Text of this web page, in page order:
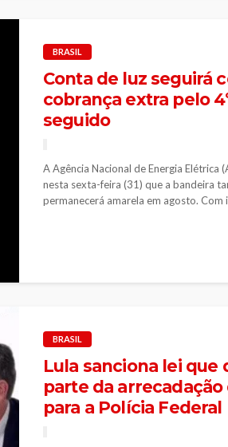
BRASIL
Conta de luz seguirá
cobrança extra pelo
seguido
A Agência Nacional de Energia Elétrica
nesta sexta-feira (31) que a bandeira
permanecerá amarela em agosto. Com
BRASIL
Lula sanciona lei que
parte da arrecadação
para a Polícia Federal